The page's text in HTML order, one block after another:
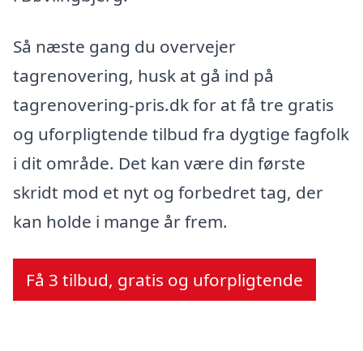
Så næste gang du overvejer
tagrenovering, husk at gå ind på
tagrenovering-pris.dk for at få tre gratis
og uforpligtende tilbud fra dygtige fagfolk
i dit område. Det kan være din første
skridt mod et nyt og forbedret tag, der
kan holde i mange år frem.
Få 3 tilbud, gratis og uforpligtende